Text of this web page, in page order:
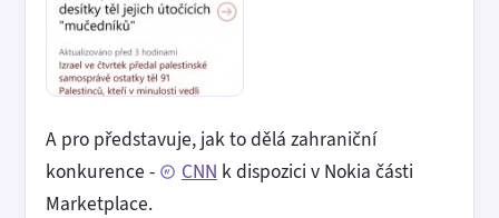
A pro představuje, jak to dělá zahraniční
konkurence -
CNN k dispozici v Nokia části
Marketplace.